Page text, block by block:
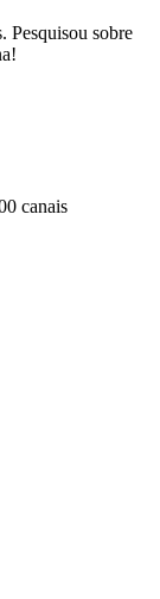
Pesquisou sobre
canais